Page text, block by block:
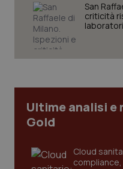
San
criticità
Ultime analisi e
Gold
Cloud
compliance,
Necessari
I cookie necessari
sito web abilitandone
navigazione sulle
protette del sito. Il
Nome